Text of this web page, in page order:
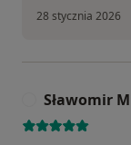
28 stycznia 2026
Sławomir